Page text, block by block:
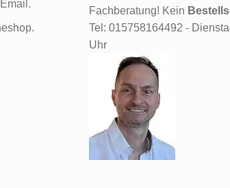
Fachberatung! Kein
Tel: 015758164492 -
Uhr